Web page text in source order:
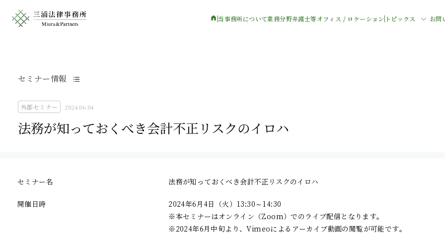
当事務所について業務分野弁護士等オフィス / ロケーション トピックス お問
セミナー情報
外部セミナー 2024.06.04
法務が知っておくべき会計不正リスクのイロハ
セミナー名 法務が知っておくべき会計不正リスクのイロハ
開催日時
2024年6月4日（火）13:30～14:30
※本セミナーはオンライン（Zoom）でのライブ配信となります。
※2024年6月中旬より、Vimeoによるアーカイブ動画の閲覧が可能です。